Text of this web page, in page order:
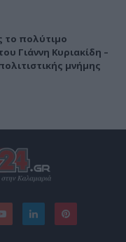
το πολύτιμο
Γιάννη Κυριακίδη –
μνήμης